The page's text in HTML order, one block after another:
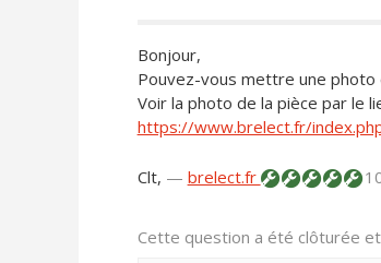
Bonjour,
Pouvez-vous mettre une photo
Voir la photo de la pièce par le
https://www.brelect.fr/
Clt, — brelect.fr
Cette question a été clôturée